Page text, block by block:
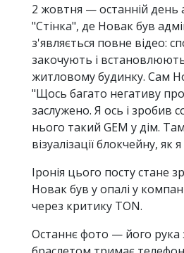
2 жовтня — останній день
"Стінка", де Новак був
з'являється повне відео:
закочують і
житловому будинку. Сам
"Щось багато негативу про
заслужено. Я ось і зробив
нього такий GEM у дім.
візуалізації блокчейну, як
Іронія цього посту стане
Новак був у опалі у
через критику TON.
Останнє фото — його рука